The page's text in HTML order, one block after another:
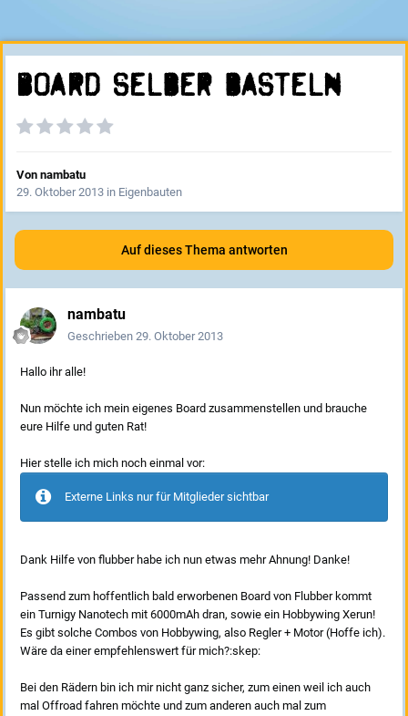
Board selber basteln
Von nambatu
29. Oktober 2013 in Eigenbauten
Auf dieses Thema antworten
nambatu
Geschrieben 29. Oktober 2013
Hallo ihr alle!
Nun möchte ich mein eigenes Board zusammenstellen und brauche
eure Hilfe und guten Rat!
Hier stelle ich mich noch einmal vor:
Externe Links nur für Mitglieder sichtbar
Dank Hilfe von flubber habe ich nun etwas mehr Ahnung! Danke!
Passend zum hoffentlich bald erworbenen Board von Flubber kommt
ein Turnigy Nanotech mit 6000mAh dran, sowie ein Hobbywing Xerun!
Es gibt solche Combos von Hobbywing, also Regler + Motor (Hoffe ich).
Wäre da einer empfehlenswert für mich?:skep:
Bei den Rädern bin ich mir nicht ganz sicher, zum einen weil ich auch
mal Offroad fahren möchte und zum anderen auch mal zum